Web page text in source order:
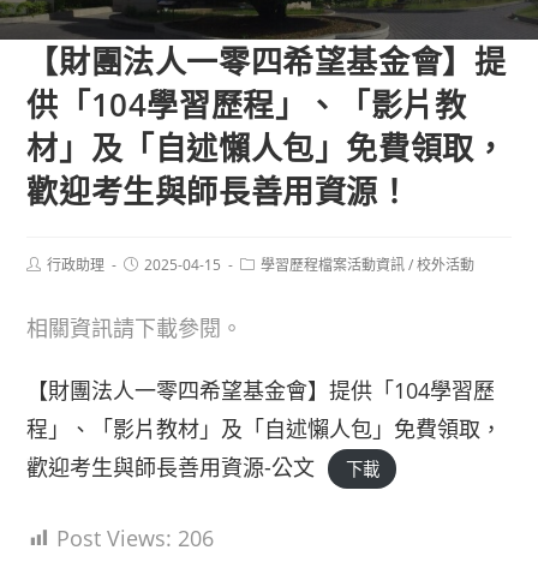
【財團法人一零四希望基金會】提
供「104學習歷程」、「影片教
材」及「自述懶人包」免費領取，
歡迎考生與師長善用資源！
Post行政助理
Post2025-04-15
Post學習歷程檔案活動資訊 / 校外活動
相關資訊請下載參閱。
【財團法人一零四希望基金會】提供「104學習歷
程」、「影片教材」及「自述懶人包」免費領取，
歡迎考生與師長善用資源-公文
下載
Post Views: 206